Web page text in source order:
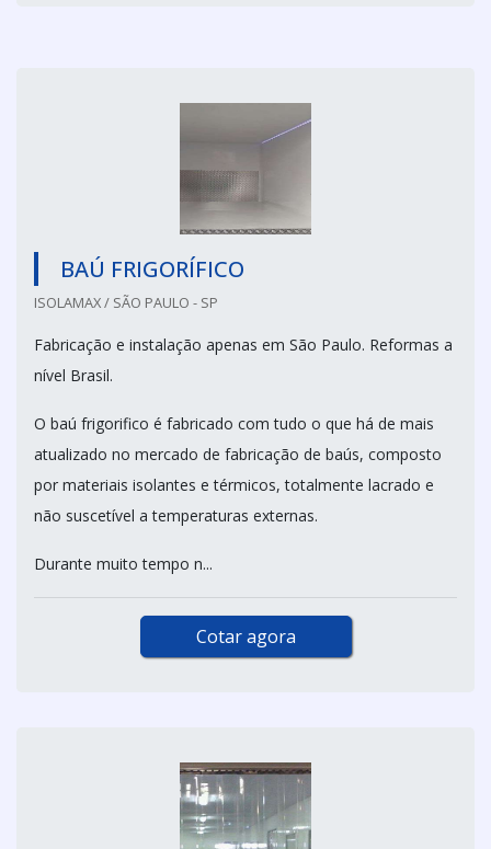
BAÚ FRIGORÍFICO
ISOLAMAX / SÃO PAULO - SP
Fabricação e instalação apenas em São Paulo. Reformas a
nível Brasil.
O baú frigorifico é fabricado com tudo o que há de mais
atualizado no mercado de fabricação de baús, composto
por materiais isolantes e térmicos, totalmente lacrado e
não suscetível a temperaturas externas.
Durante muito tempo n...
Cotar agora